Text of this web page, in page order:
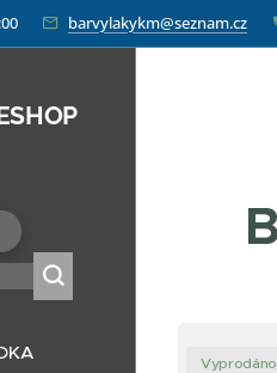
barvylakykm@seznam.cz
Vyprodáno